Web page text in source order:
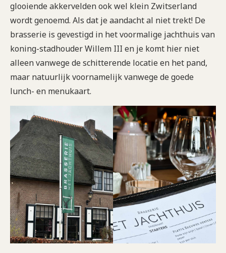
glooiende akkervelden ook wel klein Zwitserland
wordt genoemd. Als dat je aandacht al niet trekt! De
brasserie is gevestigd in het voormalige jachthuis van
koning-stadhouder Willem III en je komt hier niet
alleen vanwege de schitterende locatie en het pand,
maar natuurlijk voornamelijk vanwege de goede
lunch- en menukaart.